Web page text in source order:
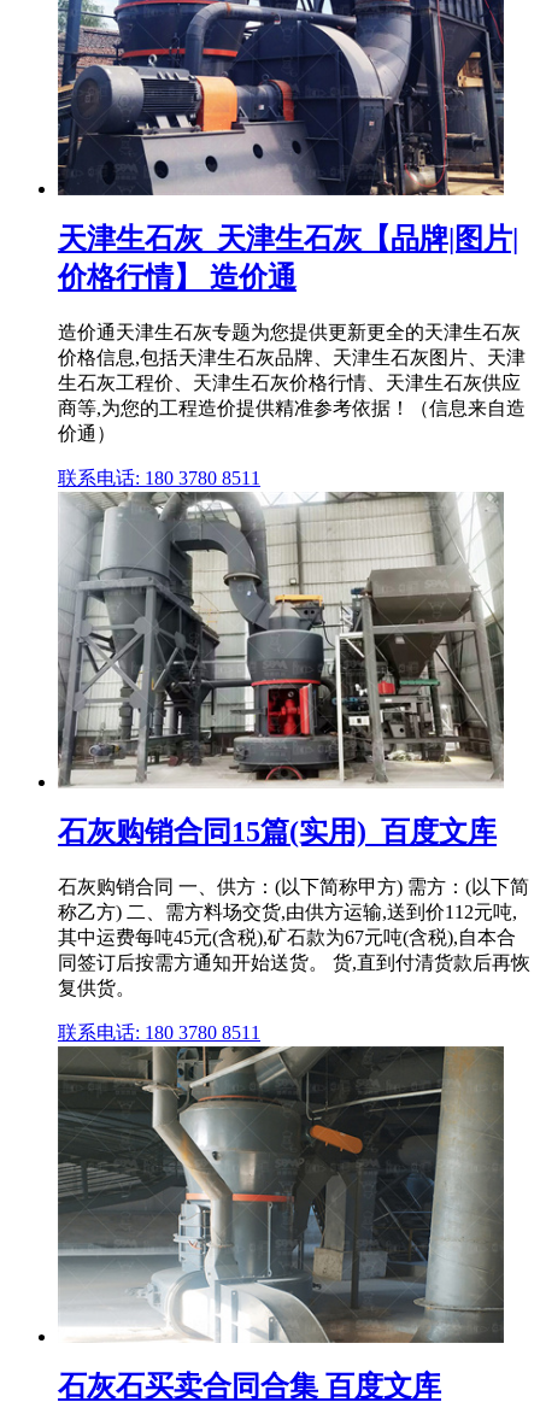
天津生石灰_天津生石灰【品牌|图片|
价格行情】 造价通
造价通天津生石灰专题为您提供更新更全的天津生石灰
价格信息,包括天津生石灰品牌、天津生石灰图片、天津
生石灰工程价、天津生石灰价格行情、天津生石灰供应
商等,为您的工程造价提供精准参考依据！（信息来自造
价通）
联系电话: 180 3780 8511
石灰购销合同15篇(实用)_百度文库
石灰购销合同 一、供方：(以下简称甲方) 需方：(以下简
称乙方) 二、需方料场交货,由供方运输,送到价112元吨,
其中运费每吨45元(含税),矿石款为67元吨(含税),自本合
同签订后按需方通知开始送货。 货,直到付清货款后再恢
复供货。
联系电话: 180 3780 8511
石灰石买卖合同合集 百度文库